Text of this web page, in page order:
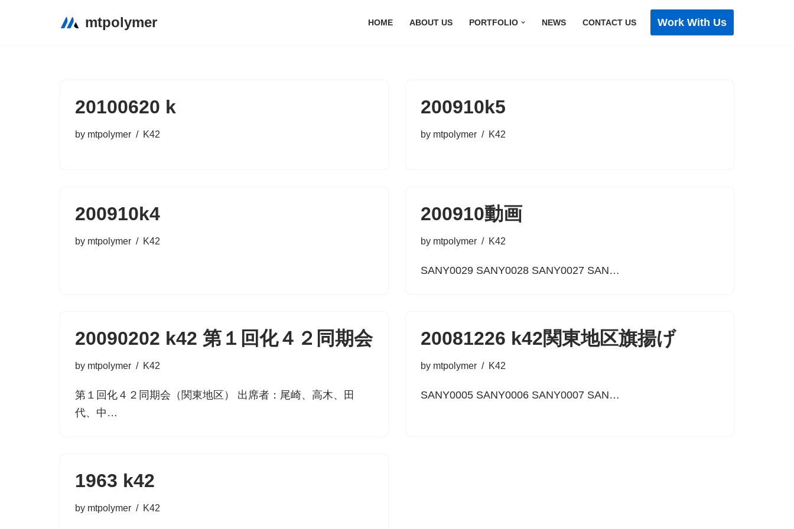
mtpolymer HOME ABOUT US PORTFOLIO NEWS CONTACT US Work With Us
20100620 k
by mtpolymer K42
200910k5
by mtpolymer K42
200910k4
by mtpolymer K42
200910動画
by mtpolymer K42
SANY0029 SANY0028 SANY0027 SAN…
20090202 k42 第１回化４２同期会
by mtpolymer K42
第１回化４２同期会（関東地区） 出席者：尾崎、高木、田
代、中…
20081226 k42関東地区旗揚げ
by mtpolymer K42
SANY0005 SANY0006 SANY0007 SAN…
1963 k42
by mtpolymer K42